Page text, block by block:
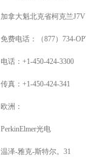
加拿大魁北克省柯克兰J7V
免费电话：（877）734-
电话：+1-450-424-3300
传真：+1-450-424-341
欧洲：
PerkinElmer光电
温泽-雅克-斯特尔。31